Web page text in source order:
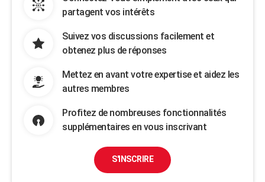
partagent vos intérêts
Suivez vos discussions facilement et
obtenez plus de réponses
Mettez en avant votre expertise et aidez les
autres membres
Profitez de nombreuses fonctionnalités
supplémentaires en vous inscrivant
S'INSCRIRE